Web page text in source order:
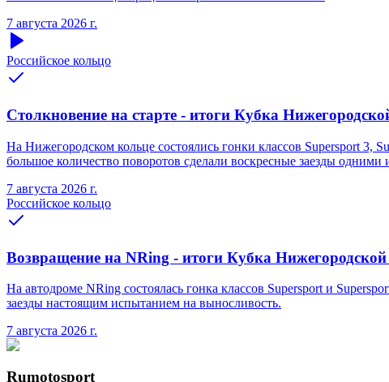
7 августа 2026 г.
Российское кольцо
Столкновение на старте - итоги Кубка
На Нижегородском кольце состоялись гонки классов Supersport 3,
большое количество поворотов сделали воскресные заезды
7 августа 2026 г.
Российское кольцо
Возвращение на NRing - итоги Кубка
На автодроме NRing состоялась гонка классов Supersport и
заезды настоящим испытанием на выносливость.
7 августа 2026 г.
Rumotosport